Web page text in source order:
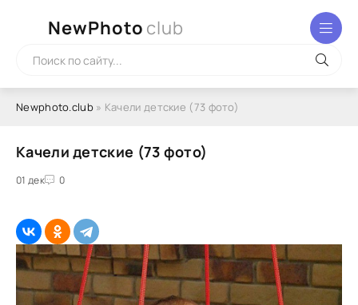
NewPhoto club
Newphoto.club» Качели детские (73 фото)
Качели детские (73 фото)
01 дек 0